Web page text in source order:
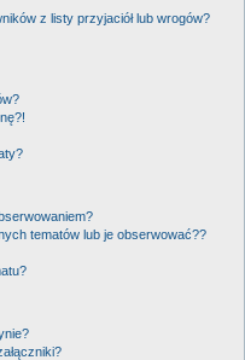
z listy przyjaciół lub wrogów?
tematów lub je obserwować??